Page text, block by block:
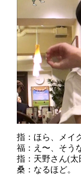
指：ほら、メイ
福：え〜、そう
指：天野さん(太
桑：なるほど。